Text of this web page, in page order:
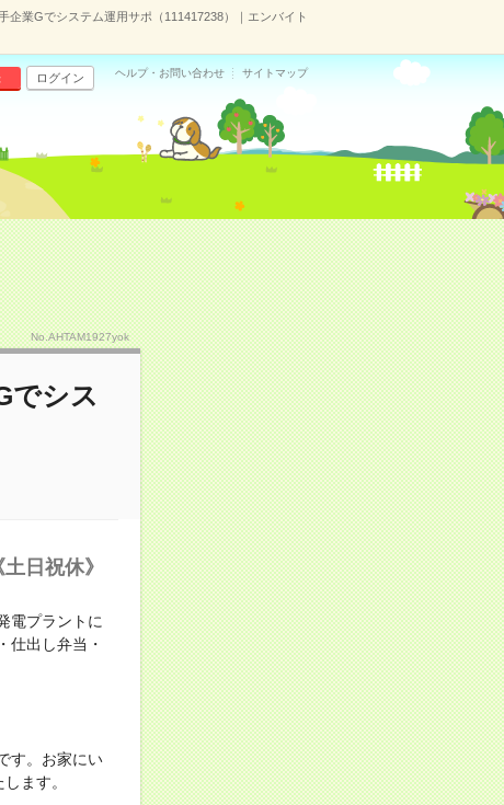
企業Gでシステム運用サポ（111417238）｜エンバイト
ログイン ヘルプ・お問い合わせ サイトマップ
No.AHTAM1927yok
でシス
日祝休》
電プラントに
仕出し弁当・
す。お家にい
ます。